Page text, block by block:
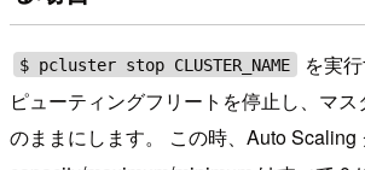
$ pcluster stop CLUSTER_NAME
を実
ピューティングフリートを停止し、マ
のままにします。 この時、Auto Scaling